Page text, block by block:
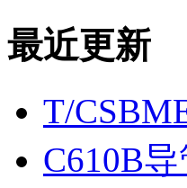
最近更新
T/
C610B